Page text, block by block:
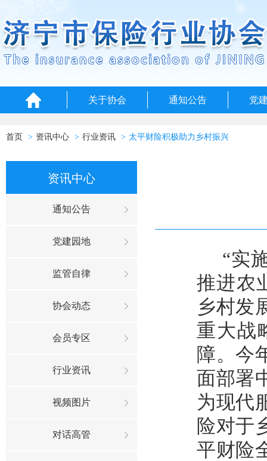
关于协会 通知公告 党
首页 资讯中心 行业资讯 太平财险积极助力乡村振兴
资讯中心
通知公告
党建园地
监管自律
协会动态
会员专区
行业资讯
视频图片
对话高管
“实
推进农
乡村发
重大战
障。今
面部署
为现代
险对于
平财险